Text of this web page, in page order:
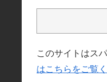
このサイトはス
はこちらをご覧